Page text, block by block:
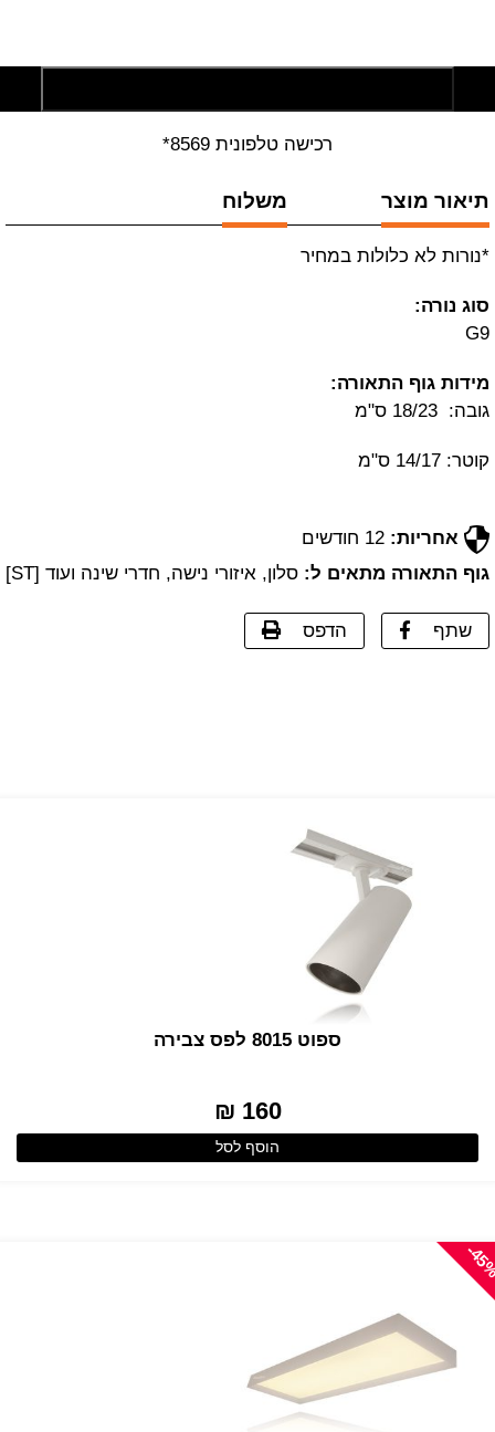
רכישה טלפונית 8569*
תיאור מוצר משלוח
*נורות לא כלולות במחיר
סוג נורה:
G9
מידות גוף התאורה:
גובה: 18/23 ס"מ
קוטר: 14/17 ס"מ
אחריות:
גוף התאורה מתאים ל: סלון, איזורי נישה, חדרי שינה ועוד [ST]
שתף הדפס
ספוט 8015 לפס צבירה
160 ₪
הוסף לסל
-